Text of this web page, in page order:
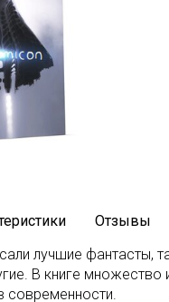
лучшие фантасты,
В книге
современности.
Отзывы